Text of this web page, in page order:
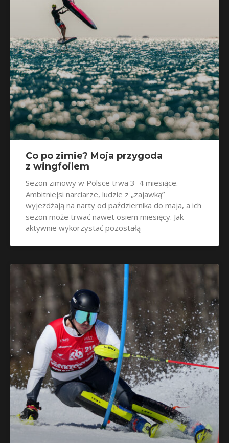
Co po zimie? Moja przygoda
z wingfoilem
Sezon zimowy w Polsce trwa 3–4 miesiące.
Ambitniejsi narciarze, ludzie z „zajawką”
wyjeżdżają na narty od października do maja, a ich
sezon może trwać nawet osiem miesięcy. Jak
aktywnie wykorzystać pozostałą